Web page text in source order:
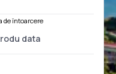
de întoarcere